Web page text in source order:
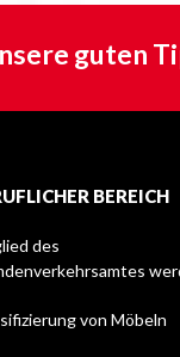
guten
BEREICH
des
von Möbeln